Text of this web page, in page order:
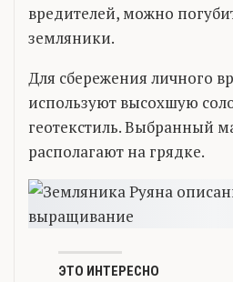
вредителей, можно
земляники.
Для сбережения личного
используют высохшую
геотекстиль. Выбранный
располагают на грядке.
ЭТО ИНТЕРЕСНО